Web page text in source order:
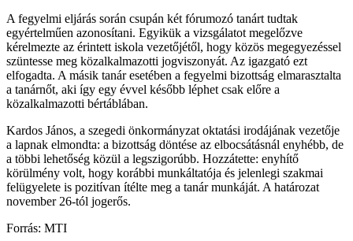
A fegyelmi eljárás során csupán két fórumozó tanárt tudtak
egyértelműen azonosítani. Egyikük a vizsgálatot megelőzve
kérelmezte az érintett iskola vezetőjétől, hogy közös megegyezéssel
szüntesse meg közalkalmazotti jogviszonyát. Az igazgató ezt
elfogadta. A másik tanár esetében a fegyelmi bizottság elmarasztalta
a tanárnőt, aki így egy évvel később léphet csak előre a
közalkalmazotti bértáblában.
Kardos János, a szegedi önkormányzat oktatási irodájának vezetője
a lapnak elmondta: a bizottság döntése az elbocsátásnál enyhébb, de
a többi lehetőség közül a legszigorúbb. Hozzátette: enyhítő
körülmény volt, hogy korábbi munkáltatója és jelenlegi szakmai
felügyelete is pozitívan ítélte meg a tanár munkáját. A határozat
november 26-tól jogerős.
Forrás: MTI